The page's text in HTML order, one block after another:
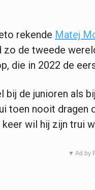
rekende Matej
zo de tweede
die in 2022 de
bij de junioren als
toen nooit dragen
wil hij zijn trui
▼ Ad by